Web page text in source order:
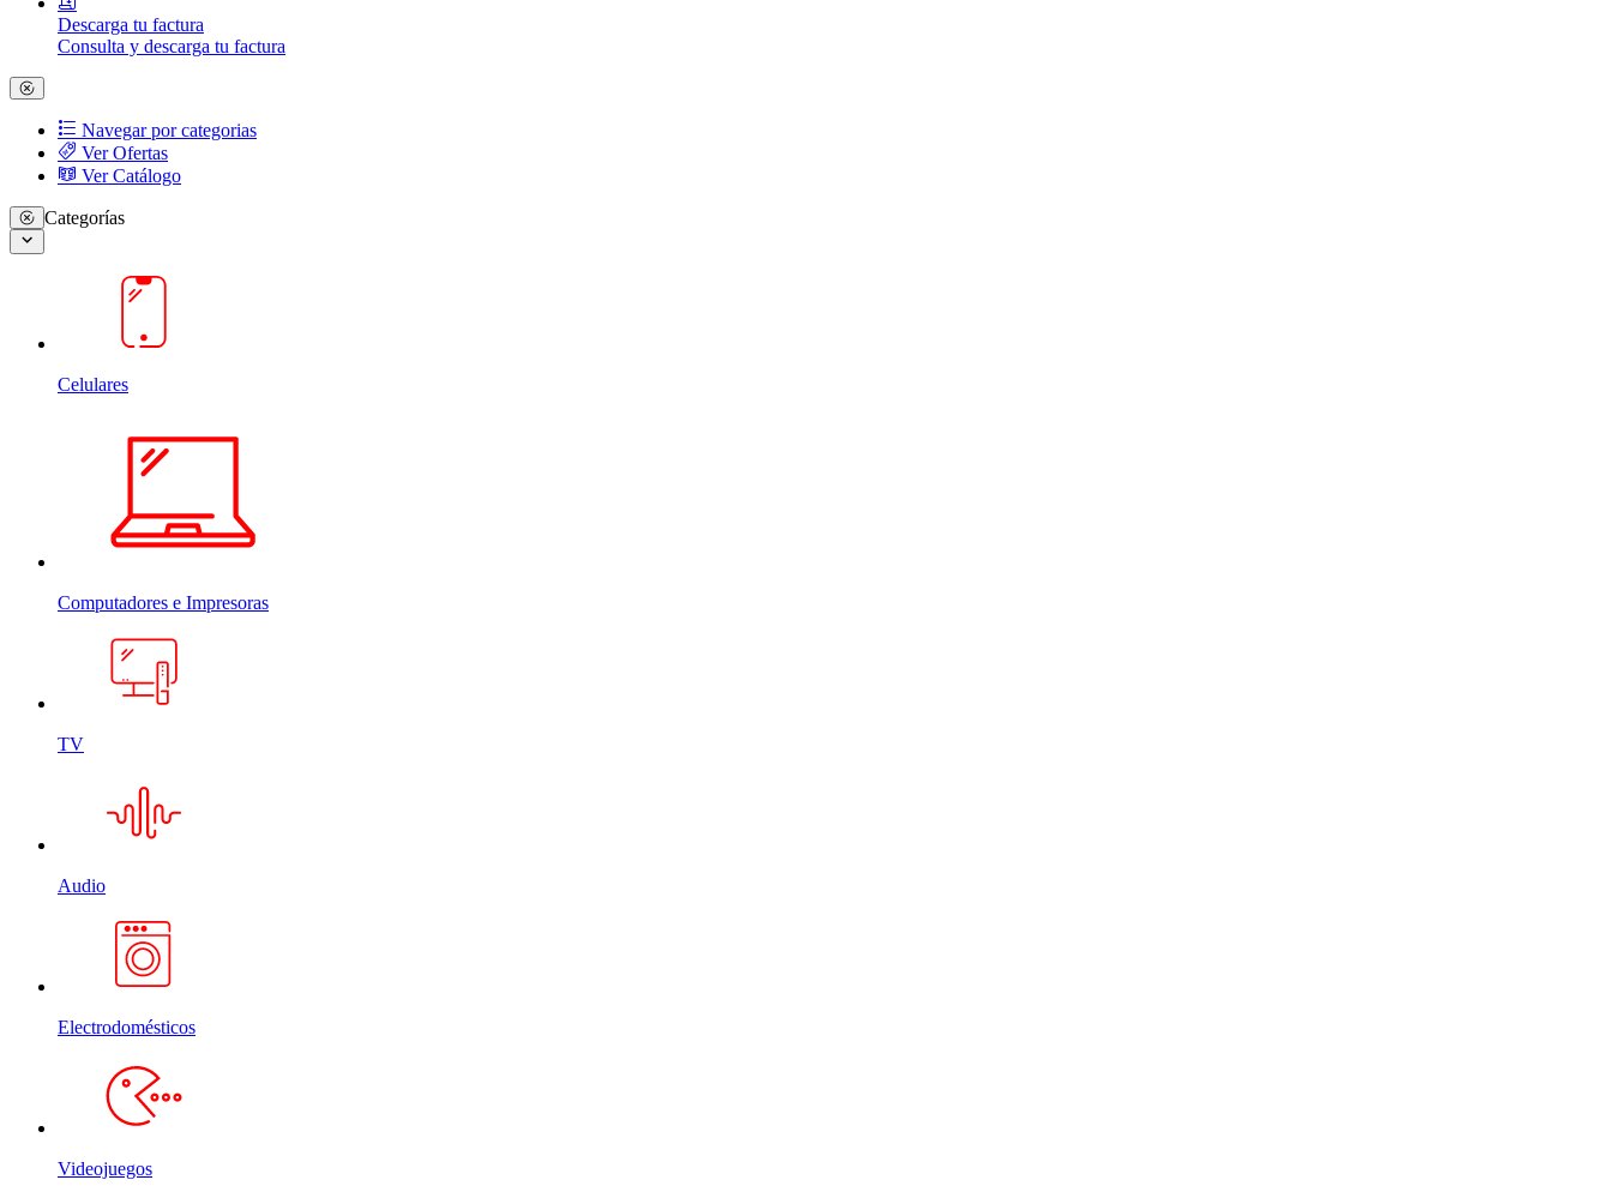
Descarga tu factura
Consulta y descarga tu factura
Navegar por categorias
Ver Ofertas
Ver Catálogo
Categorías
Celulares
Computadores e Impresoras
TV
Audio
Electrodomésticos
Videojuegos